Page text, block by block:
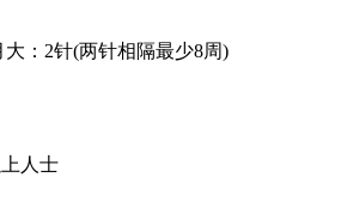
大：2针(两针相隔最少8周)
人士